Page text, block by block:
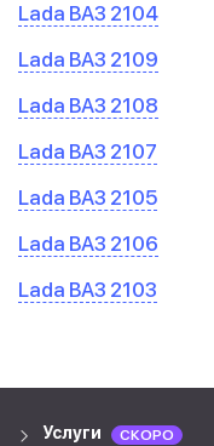
Lada ВАЗ 2104
Lada ВАЗ 2109
Lada ВАЗ 2108
Lada ВАЗ 2107
Lada ВАЗ 2105
Lada ВАЗ 2106
Lada ВАЗ 2103
Услуги СКОРО